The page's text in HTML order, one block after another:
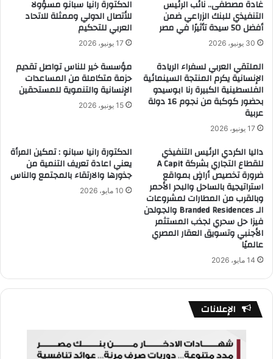
غادة مصطفى.. نائب الرئيس
التنفيذي للبنك الزراعي ضمن
أفضل 50 سيدة تأثيرًا في مصر
30 يونيو، 2026
الدكتورة رانيا سبانو مسؤولا
للأتصال الدولي وممثلة للاتحاد
العربي للتحكيم
17 يونيو، 2026
الملتقي العربي لسفراء الريادة
الإنسانية يكرم المنتجة السينمائية
الفلسطينية الكبيرة رنا ابوسيدو
بحضور كوكبة من نجوم 16 دولة
عربية
17 يونيو، 2026
مؤسسة خير للناس تواصل تقديم
حزمة متكاملة من المساعدات
الإنسانية والتنموية للمستحقين
15 يونيو، 2026
داليا الكردي الرئيس التنفيذي
للقطاع التجاري بشركة A Capit
ضرورة تخصيص أراضٍ بمواقع
استراتيجية بالساحل والبحر الأحمر
وبالقرب من المطارات لمشروعات
الـ Branded Residences والجولدن
فيزا حل سحري لجذب المستثمر
الأجنبي وتسويق العقار المصري
عالميًا
14 مايو، 2026
الدكتورة رانيا سبانو : تمكين المرأة
يعني اعادة تعريف التنمية من
جذورها والارتقاء بالمجتمع والناس
10 مايو، 2026
الإعلانات